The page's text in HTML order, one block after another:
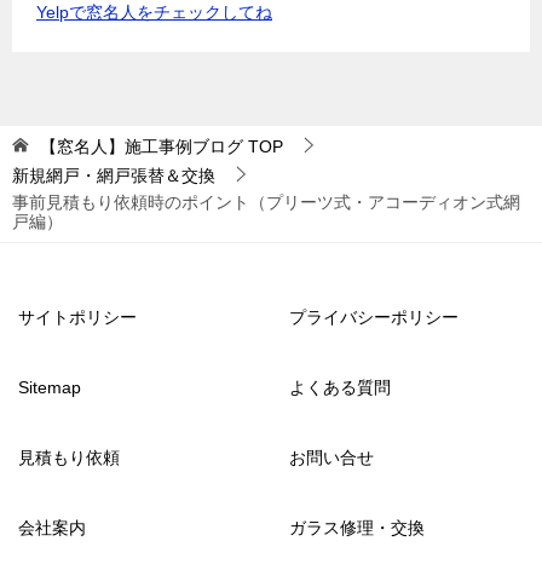
Yelpで窓名人をチェックしてね
【窓名人】施工事例ブログ TOP
新規網戸・網戸張替＆交換
事前見積もり依頼時のポイント（プリーツ式・アコーディオン式網
戸編）
サイトポリシー プライバシーポリシー
Sitemap よくある質問
見積もり依頼 お問い合せ
会社案内 ガラス修理・交換